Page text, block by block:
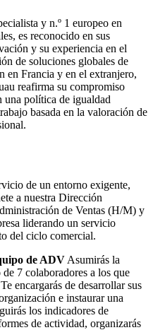
y n.º 1 europeo en
es reconocido en sus
y su experiencia en el
de soluciones globales de
en Francia y en el extranjero,
reafirma su compromiso
una política de igualdad
basada en la valoración de
de un entorno exigente,
a nuestra Dirección
de Ventas (H/M) y
liderando un servicio
del ciclo comercial.
de ADV Asumirás la
7 colaboradores a los que
encargarás de desarrollar sus
e instaurar una
los indicadores de
de actividad, organizarás